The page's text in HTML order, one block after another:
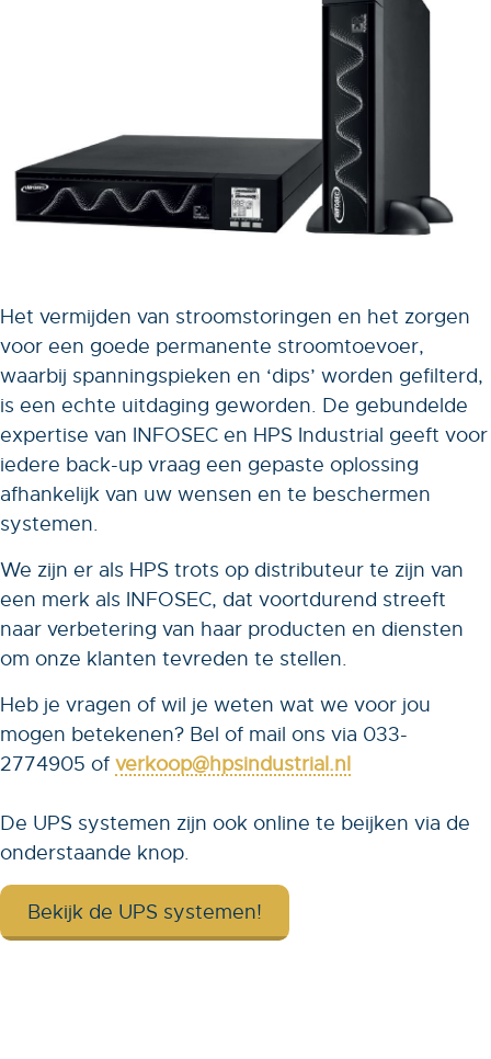
Het vermijden van stroomstoringen en het zorgen
voor een goede permanente stroomtoevoer,
waarbij spanningspieken en ‘dips’ worden gefilterd,
is een echte uitdaging geworden. De gebundelde
expertise van INFOSEC en HPS Industrial geeft voor
iedere back-up vraag een gepaste oplossing
afhankelijk van uw wensen en te beschermen
systemen.
We zijn er als HPS trots op distributeur te zijn van
een merk als INFOSEC, dat voortdurend streeft
naar verbetering van haar producten en diensten
om onze klanten tevreden te stellen.
Heb je vragen of wil je weten wat we voor jou
mogen betekenen? Bel of mail ons via 033-
2774905 of verkoop@hpsindustrial.nl
De UPS systemen zijn ook online te beijken via de
onderstaande knop.
Bekijk de UPS systemen!